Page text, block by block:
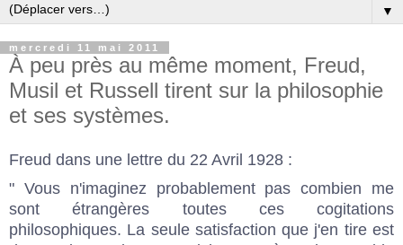
▼
mercredi 11 mai 2011
À peu près au même moment, Freud,
Musil et Russell tirent sur la philosophie
et ses systèmes.
Freud dans une lettre du 22 Avril 1928 :
" Vous n'imaginez probablement pas combien me
sont étrangères toutes ces cogitations
philosophiques. La seule satisfaction que j'en tire est